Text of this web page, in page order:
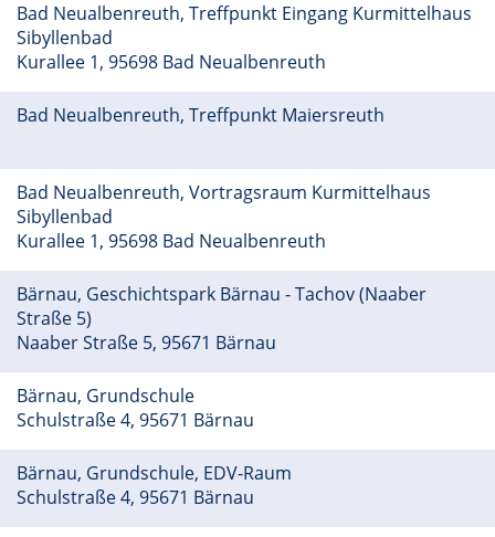
Bad Neualbenreuth, Treffpunkt Eingang Kurmittelhaus
Sibyllenbad
Kurallee 1, 95698 Bad Neualbenreuth
Bad Neualbenreuth, Treffpunkt Maiersreuth
Bad Neualbenreuth, Vortragsraum Kurmittelhaus
Sibyllenbad
Kurallee 1, 95698 Bad Neualbenreuth
Bärnau, Geschichtspark Bärnau - Tachov (Naaber
Straße 5)
Naaber Straße 5, 95671 Bärnau
Bärnau, Grundschule
Schulstraße 4, 95671 Bärnau
Bärnau, Grundschule, EDV-Raum
Schulstraße 4, 95671 Bärnau